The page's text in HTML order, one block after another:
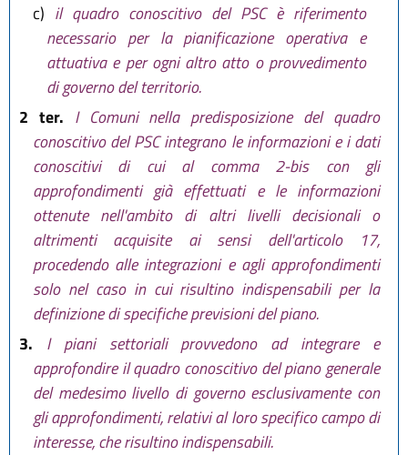
c) il quadro conoscitivo del PSC è riferimento
necessario per la pianificazione operativa e
attuativa e per ogni altro atto o provvedimento
di governo del territorio.
2 ter. I Comuni nella predisposizione del quadro
conoscitivo del PSC integrano le informazioni e i dati
conoscitivi di cui al comma 2-bis con gli
approfondimenti già effettuati e le informazioni
ottenute nell'ambito di altri livelli decisionali o
altrimenti acquisite ai sensi dell'articolo 17,
procedendo alle integrazioni e agli approfondimenti
solo nel caso in cui risultino indispensabili per la
definizione di specifiche previsioni del piano.
3.
I piani settoriali provvedono ad integrare e
approfondire il quadro conoscitivo del piano generale
del medesimo livello di governo esclusivamente con
gli approfondimenti, relativi al loro specifico campo di
interesse, che risultino indispensabili.